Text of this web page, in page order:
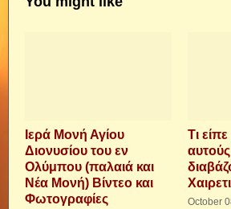
Ιερά Μονή Αγίου
Διονυσίου του εν
Ολύμπου (παλαιά και
Νέα Μονή) Βίντεο και
Φωτογραφίες
Τι
October